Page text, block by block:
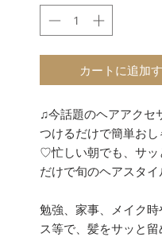
格
カートに追加
♫今話題のヘアアクセ
つけるだけで簡単おし
♡忙しい朝でも、サッ
だけで旬のヘアスタイ
勉強、家事、メイク時
ス等で、髪をサッと